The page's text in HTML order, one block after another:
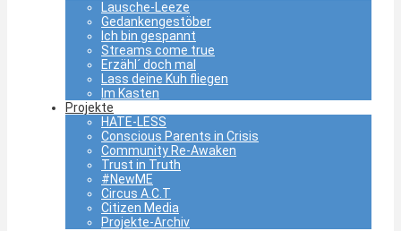
Lausche-Leeze
Gedankengestöber
Ich bin gespannt
Streams come true
Erzähl´ doch mal
Lass deine Kuh fliegen
Im Kasten
Projekte
HATE-LESS
Conscious Parents in Crisis
Community Re-Awaken
Trust in Truth
#NewME
Circus A.C.T
Citizen Media
Projekte-Archiv